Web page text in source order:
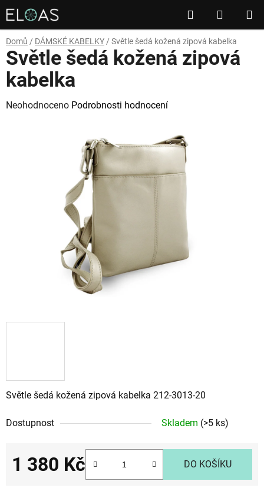
Přejít
na
obsah
Hledat
KOŠÍK
Domů / DÁMSKÉ KABELKY / Světle šedá kožená zipová kabelka
Světle šedá kožená zipová kabelka 212-3013-20
Dostupnost Skladem (>5 ks)
1 380 Kč DO KOŠÍKU
Světle šedá kožená zipová
kabelka
Průměrné
Neohodnoceno Podrobnosti hodnocení